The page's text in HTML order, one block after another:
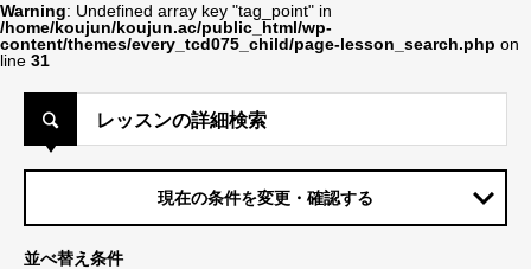
Warning: Undefined array key "tag_point" in
/home/koujun/koujun.ac/public_html/wp-
content/themes/every_tcd075_child/page-lesson_search.php on
line 31
レッスンの詳細検索
現在の条件を変更・確認する
並べ替え条件